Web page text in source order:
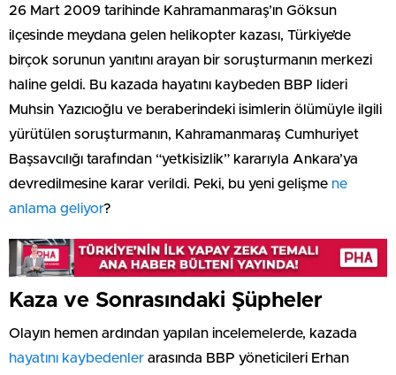
26 Mart 2009 tarihinde Kahramanmaraş’ın Göksun
ilçesinde meydana gelen helikopter kazası, Türkiye’de
birçok sorunun yanıtını arayan bir soruşturmanın merkezi
haline geldi. Bu kazada hayatını kaybeden BBP lideri
Muhsin Yazıcıoğlu ve beraberindeki isimlerin ölümüyle ilgili
yürütülen soruşturmanın, Kahramanmaraş Cumhuriyet
Başsavcılığı tarafından “yetkisizlik” kararıyla Ankara’ya
devredilmesine karar verildi. Peki, bu yeni gelişme ne
anlama geliyor?
Kaza ve Sonrasındaki Şüpheler
Olayın hemen ardından yapılan incelemelerde, kazada
hayatını kaybedenler arasında BBP yöneticileri Erhan